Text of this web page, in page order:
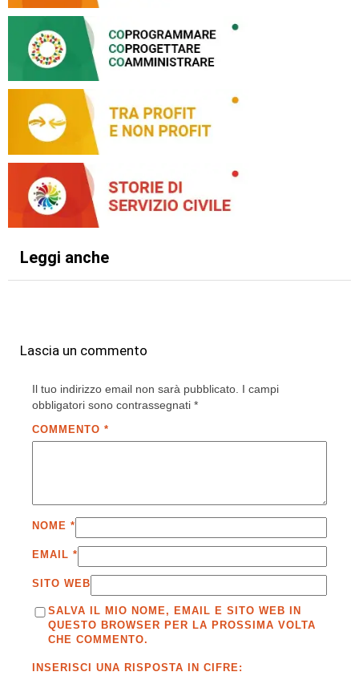
Leggi anche
Lascia un commento
Il tuo indirizzo email non sarà pubblicato. I campi
obbligatori sono contrassegnati *
COMMENTO *
NOME *
EMAIL *
SITO WEB
SALVA IL MIO NOME, EMAIL E SITO WEB IN
QUESTO BROWSER PER LA PROSSIMA VOLTA
CHE COMMENTO.
INSERISCI UNA RISPOSTA IN CIFRE: